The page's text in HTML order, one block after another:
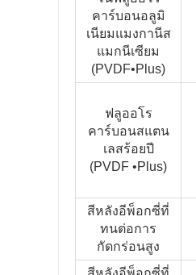
คาร์บอนอลูมิ
เนียมแมงกานีส
แมกนีเซียม
(PVDF•Plus)
ฟลูออโร
คาร์บอนสแตน
เลสร้อยปี
(PVDF •Plus)
สีหลังอีพ็อกซี่ที่
ทนต่อการ
กัดกร่อนสูง